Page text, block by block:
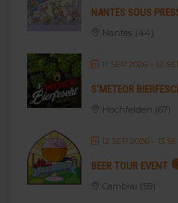
NANTES SOUS
Nantes (44)
11 SEP 2026- 12
S’METEOR
Hochfelden (67)
12 SEP 2026- 13
BEER TOUR EVENT
Cambrai (59)